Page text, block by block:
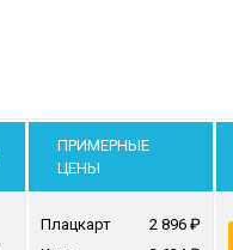
ПРИМЕРНЫЕ
ЦЕНЫ
Плацкарт
2 896